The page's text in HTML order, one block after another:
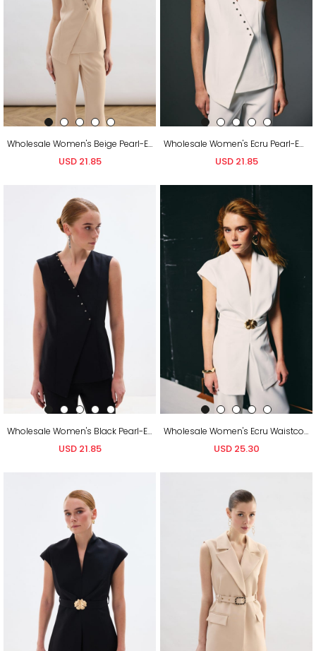
Wholesale Women's Beige Pearl-Embellished Wrap Waistcoat
USD 21.85
Wholesale Women's Ecru Pearl-Embellished Wrap Waistcoat
USD 21.85
Wholesale Women's Black Pearl-Embellished Wrap Waistcoat
USD 21.85
Wholesale Women's Ecru Waistcoat with Belt
USD 25.30